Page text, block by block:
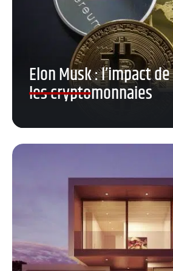
Elon Musk : l’impact
les cryptomonnaies